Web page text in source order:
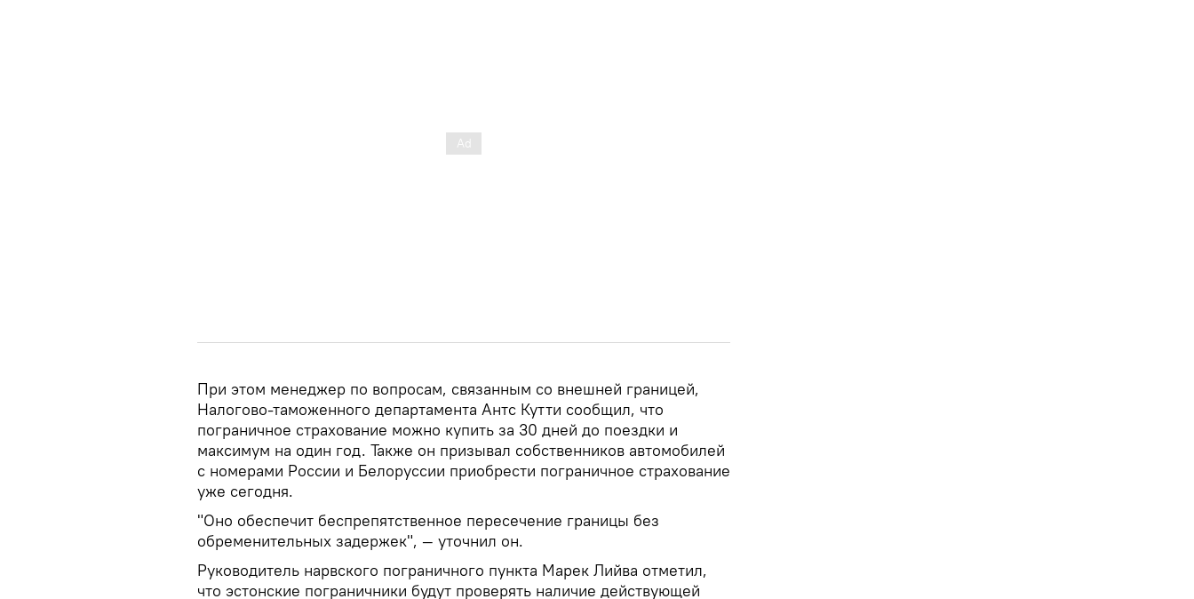
При этом менеджер по вопросам, связанным со внешней границей,
Налогово-таможенного департамента Антс Кутти сообщил, что
пограничное страхование можно купить за 30 дней до поездки и
максимум на один год. Также он призывал собственников автомобилей
с номерами России и Белоруссии приобрести пограничное страхование
уже сегодня.
"Оно обеспечит беспрепятственное пересечение границы без
обременительных задержек", — уточнил он.
Руководитель нарвского пограничного пункта Марек Лийва отметил,
что эстонские пограничники будут проверять наличие действующей